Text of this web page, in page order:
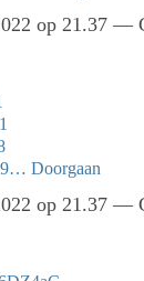
op 21.37 —
Doorgaan
op 21.37 —